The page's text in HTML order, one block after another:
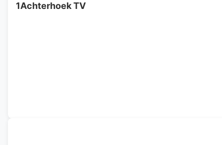
1Achterhoek TV